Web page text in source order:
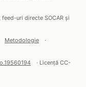
, feed-uri directe SOCAR și
Metodologie ·
· Licență CC-